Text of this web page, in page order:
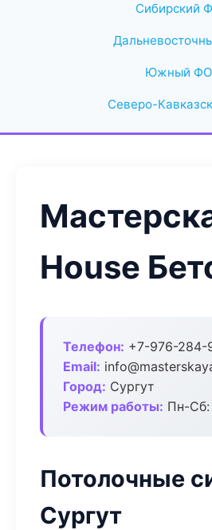
Сибирский
Южный ФО
Северо-
House
Телефон: +7-976-284-
Email:
Город: Сургут
Режим работы: Пн-Сб:
Потолочные
Сургут